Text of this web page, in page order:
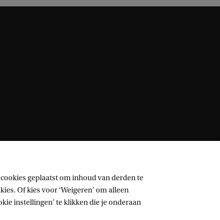
geplaatst om inhoud van derden te
Of kies voor ‘Weigeren’ om alleen
instellingen’ te klikken die je onderaan